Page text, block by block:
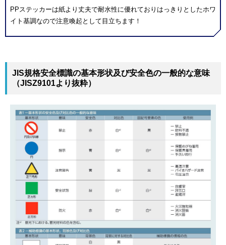
PPステッカーは紙より丈夫で耐水性に優れておりはっきりとしたホワ
イト基調なので注意喚起として目立ちます！
JIS規格安全標識の基本形状及び安全色の一般的な意味
（JISZ9101より抜粋）